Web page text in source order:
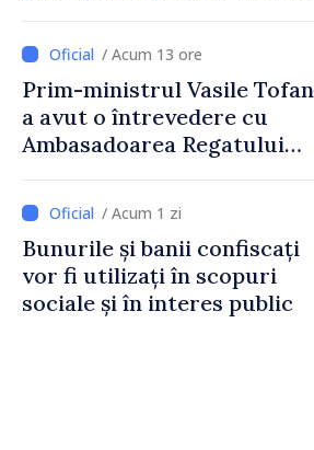
2027
/ Acum 13 ore
Prim-ministrul Vasile Tofan
a avut o întrevedere cu
Ambasadoarea Regatului
Irlandei de Nord, Fern
Horine / Acum 1 zi
Bunurile și banii confiscați
vor fi utilizați în scopuri
sociale și în interes public